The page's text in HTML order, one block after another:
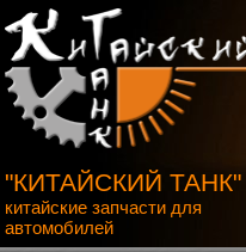
"КИТАЙСКИЙ ТАНК"
китайские запчасти для
автомобилей